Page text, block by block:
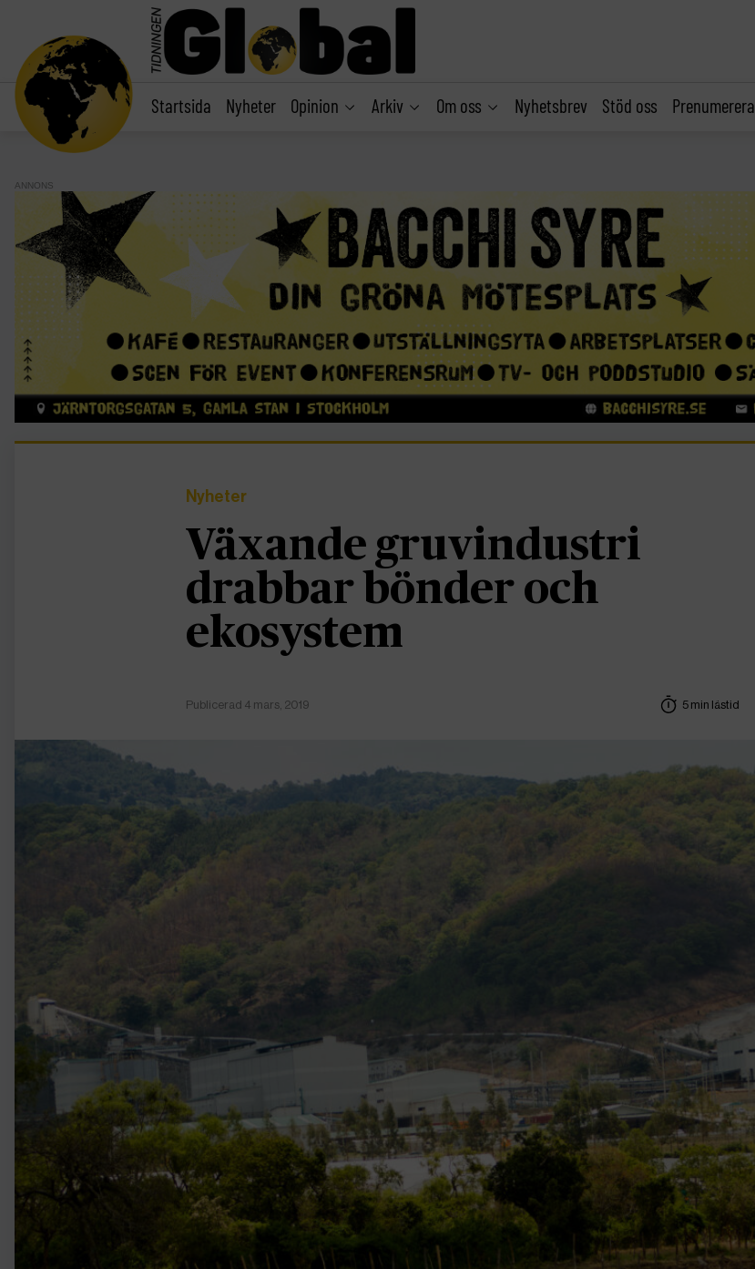
Startsida Nyheter Opinion Arkiv Om oss Nyhetsbrev Stöd oss Prenumerera
ANNONS
Nyheter
Växande gruvindustri
drabbar bönder och
ekosystem
Publicerad 4 mars, 2019 5 min lästid